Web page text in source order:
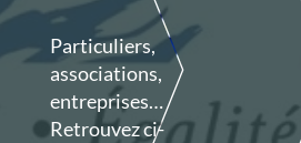
Particuliers,
associations,
entreprises…
Retrouvez ci-